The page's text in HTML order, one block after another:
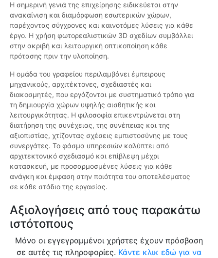
Η σημερινή γενιά της επιχείρησης ειδικεύεται στην
ανακαίνιση και διαμόρφωση εσωτερικών χώρων,
παρέχοντας σύγχρονες και καινοτόμες λύσεις για κάθε
έργο. Η χρήση φωτορεαλιστικών 3D σχεδίων συμβάλλει
στην ακριβή και λειτουργική οπτικοποίηση κάθε
πρότασης πριν την υλοποίηση.
Η ομάδα του γραφείου περιλαμβάνει έμπειρους
μηχανικούς, αρχιτέκτονες, σχεδιαστές και
διακοσμητές, που εργάζονται με συστηματικό τρόπο για
τη δημιουργία χώρων υψηλής αισθητικής και
λειτουργικότητας. Η φιλοσοφία επικεντρώνεται στη
διατήρηση της συνέχειας, της συνέπειας και της
αξιοπιστίας, χτίζοντας σχέσεις εμπιστοσύνης με τους
συνεργάτες. Το φάσμα υπηρεσιών καλύπτει από
αρχιτεκτονικό σχεδιασμό και επίβλεψη μέχρι
κατασκευή, με προσαρμοσμένες λύσεις για κάθε
ανάγκη και έμφαση στην ποιότητα του αποτελέσματος
σε κάθε στάδιο της εργασίας.
Αξιολογήσεις από τους παρακάτω
ιστότοπους
Μόνο οι εγγεγραμμένοι χρήστες έχουν πρόσβαση
σε αυτές τις πληροφορίες. Κάντε κλικ εδώ για να